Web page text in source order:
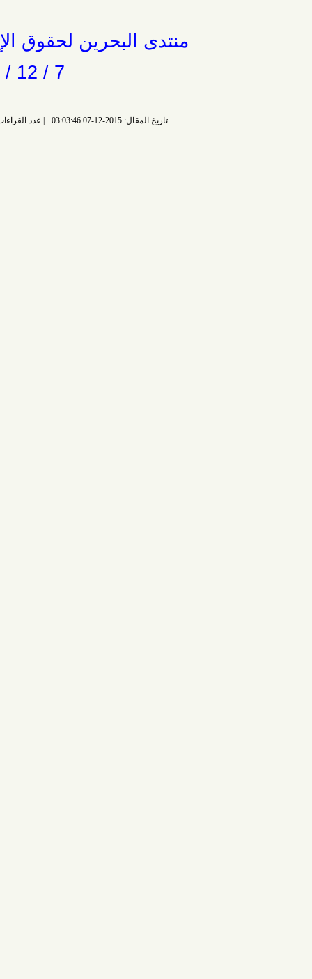
منتدى البحرين لحقوق الإنسان
عدد القراءات: 6355 قراءة |